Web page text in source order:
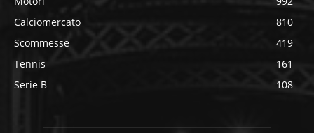
Calciomercato
810
Scommesse
419
Tennis
161
Serie B
108